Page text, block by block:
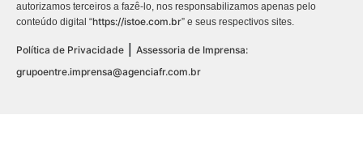
autorizamos terceiros a fazê-lo, nos responsabilizamos apenas pelo
conteúdo digital “https://istoe.com.br” e seus respectivos sites.
Política de Privacidade
Assessoria de Imprensa:
grupoentre.imprensa@agenciafr.com.br